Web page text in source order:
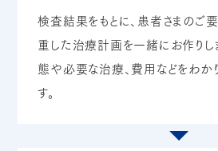
検査結果をもとに、患者さまのご
重した治療計画を一緒にお作りし
態や必要な治療、費用などをわか
す。